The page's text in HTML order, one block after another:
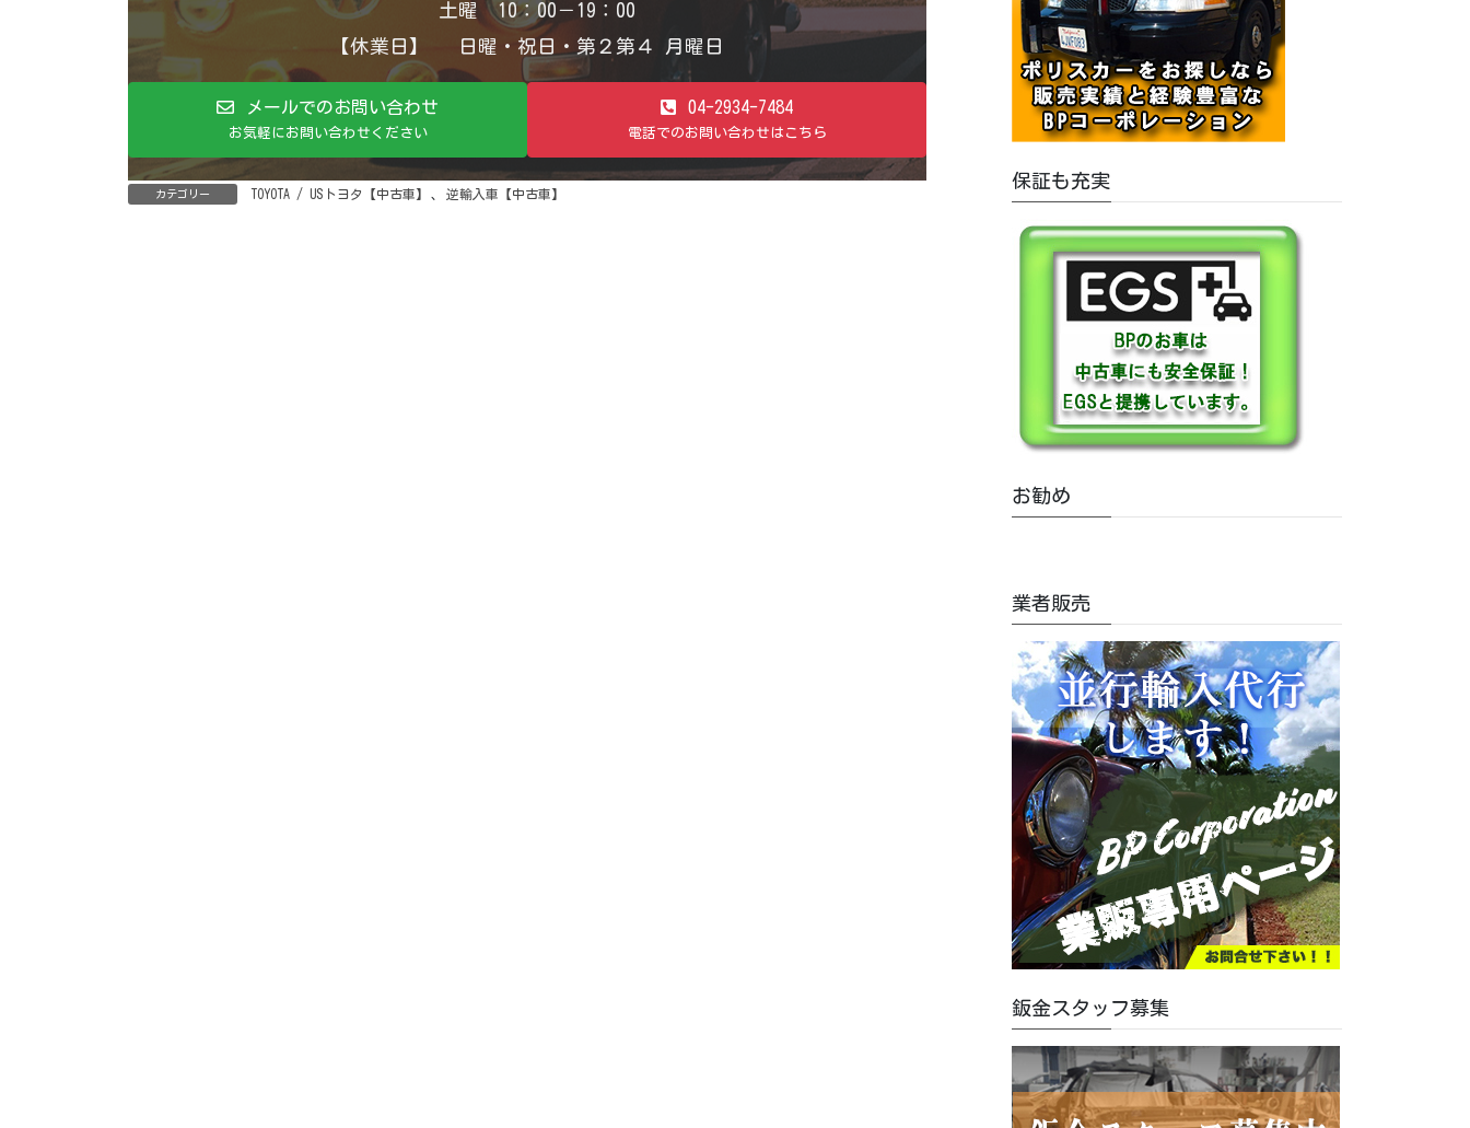
土曜 10：00－19：00
【休業日】 日曜・祝日・第２第４ 月曜日
メールでのお問い合わせ
お気軽にお問い合わせください
04-2934-7484
電話でのお問い合わせはこちら
カテゴリー TOYOTA / USトヨタ【中古車】 逆輸入車【中古車】
保証も充実
お勧め
業者販売
鈑金スタッフ募集